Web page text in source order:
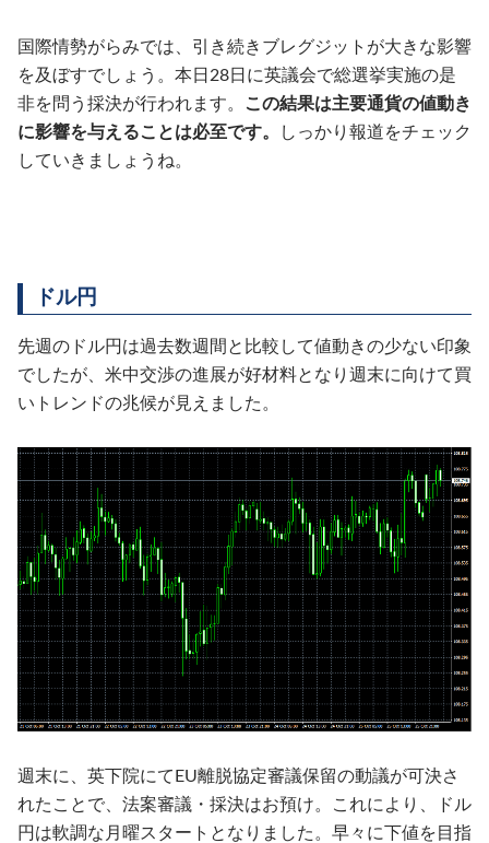
国際情勢がらみでは、引き続きブレグジットが大きな影響
を及ぼすでしょう。本日28日に英議会で総選挙実施の是
非を問う採決が行われます。
この結果は主要通貨の値動き
に影響を与えることは必至です。
しっかり報道をチェック
していきましょうね。
ドル円
先週のドル円は過去数週間と比較して値動きの少ない印象
でしたが、米中交渉の進展が好材料となり週末に向けて買
いトレンドの兆候が見えました。
週末に、英下院にてEU離脱協定審議保留の動議が可決さ
れたことで、法案審議・採決はお預け。これにより、ドル
円は軟調な月曜スタートとなりました。早々に下値を目指